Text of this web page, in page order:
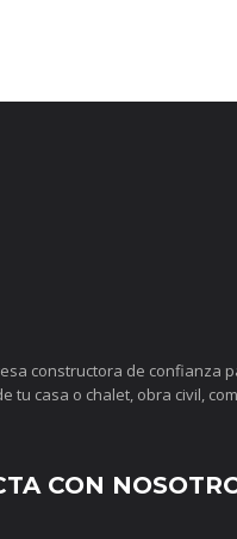
constructora de confianza
tu casa o chalet, obra civil,
CON